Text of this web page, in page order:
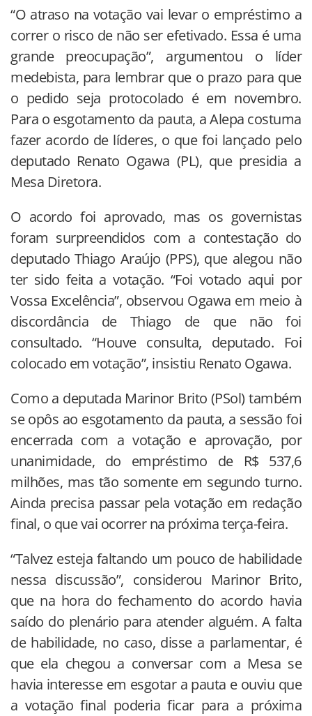
“O atraso na votação vai levar o empréstimo a
correr o risco de não ser efetivado. Essa é uma
grande preocupação”, argumentou o líder
medebista, para lembrar que o prazo para que
o pedido seja protocolado é em novembro.
Para o esgotamento da pauta, a Alepa costuma
fazer acordo de líderes, o que foi lançado pelo
deputado Renato Ogawa (PL), que presidia a
Mesa Diretora.
O acordo foi aprovado, mas os governistas
foram surpreendidos com a contestação do
deputado Thiago Araújo (PPS), que alegou não
ter sido feita a votação. “Foi votado aqui por
Vossa Excelência”, observou Ogawa em meio à
discordância de Thiago de que não foi
consultado. “Houve consulta, deputado. Foi
colocado em votação”, insistiu Renato Ogawa.
Como a deputada Marinor Brito (PSol) também
se opôs ao esgotamento da pauta, a sessão foi
encerrada com a votação e aprovação, por
unanimidade, do empréstimo de R$ 537,6
milhões, mas tão somente em segundo turno.
Ainda precisa passar pela votação em redação
final, o que vai ocorrer na próxima terça-feira.
“Talvez esteja faltando um pouco de habilidade
nessa discussão”, considerou Marinor Brito,
que na hora do fechamento do acordo havia
saído do plenário para atender alguém. A falta
de habilidade, no caso, disse a parlamentar, é
que ela chegou a conversar com a Mesa se
havia interesse em esgotar a pauta e ouviu que
a votação final poderia ficar para a próxima